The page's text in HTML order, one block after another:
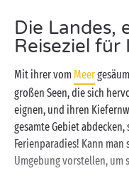
Die Landes,
Reiseziel für
Mit ihrer vom Meer
großen Seen, die sich
eignen, und ihren
gesamte Gebiet
Ferienparadies! Kann man
Umgebung vorstellen, um